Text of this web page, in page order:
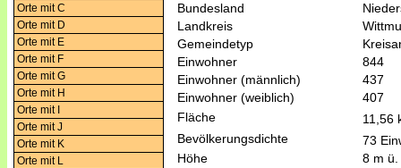
Orte mit C
Orte mit D
Orte mit E
Orte mit F
Orte mit G
Orte mit H
Orte mit I
Orte mit J
Orte mit K
Orte mit L
Bundesland
Landkreis
Gemeindetyp
Einwohner
844
Einwohner (männlich)
437
Einwohner (weiblich)
407
Fläche
11,56
Bevölkerungsdichte
73
Höhe
8 m ü.